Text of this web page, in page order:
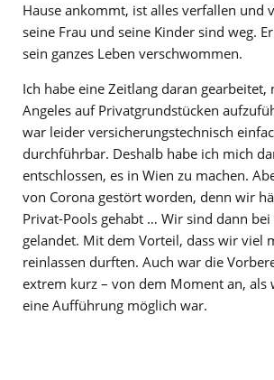
Hause ankommt, ist alles verfallen und
seine Frau und seine Kinder sind weg.
sein ganzes Leben verschwommen.
Ich habe eine Zeitlang daran gearbeitet,
Angeles auf Privatgrundstücken
war leider versicherungstechnisch
durchführbar. Deshalb habe ich mich
entschlossen, es in Wien zu machen.
von Corona gestört worden, denn wir
Privat-Pools gehabt … Wir sind dann bei
gelandet. Mit dem Vorteil, dass wir viel
reinlassen durften. Auch war die
extrem kurz – von dem Moment an, als
eine Aufführung möglich war.